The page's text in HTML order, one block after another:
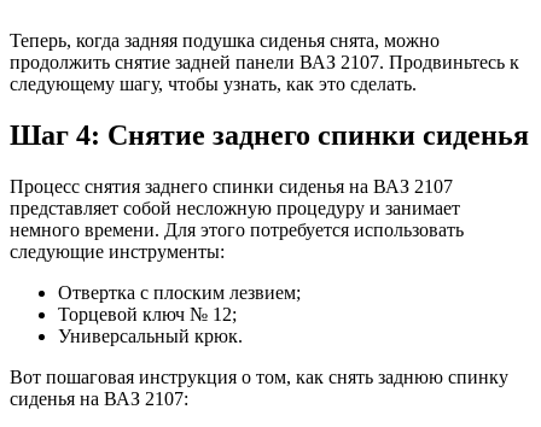
Теперь, когда задняя подушка сиденья снята, можно
продолжить снятие задней панели ВАЗ 2107. Продвиньтесь к
следующему шагу, чтобы узнать, как это сделать.
Шаг 4: Снятие заднего спинки сиденья
Процесс снятия заднего спинки сиденья на ВАЗ 2107
представляет собой несложную процедуру и занимает
немного времени. Для этого потребуется использовать
следующие инструменты:
Отвертка с плоским лезвием;
Торцевой ключ № 12;
Универсальный крюк.
Вот пошаговая инструкция о том, как снять заднюю спинку
сиденья на ВАЗ 2107: